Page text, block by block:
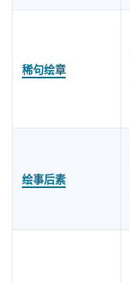
稀句绘章
绘事后素